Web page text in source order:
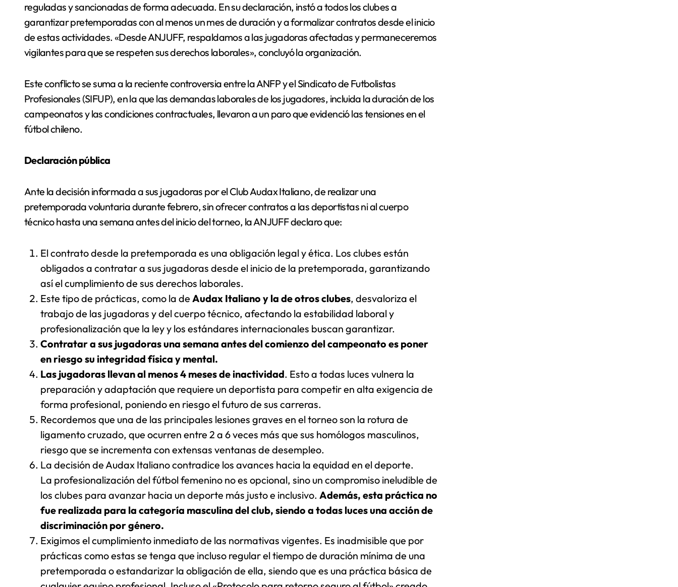
reguladas y sancionadas de forma adecuada. En su declaración, instó a todos los clubes a
garantizar pretemporadas con al menos un mes de duración y a formalizar contratos desde el inicio
de estas actividades. «Desde ANJUFF, respaldamos a las jugadoras afectadas y permaneceremos
vigilantes para que se respeten sus derechos laborales», concluyó la organización.
Este conflicto se suma a la reciente controversia entre la ANFP y el Sindicato de Futbolistas
Profesionales (SIFUP), en la que las demandas laborales de los jugadores, incluida la duración de los
campeonatos y las condiciones contractuales, llevaron a un paro que evidenció las tensiones en el
fútbol chileno.
Declaración pública
Ante la decisión informada a sus jugadoras por el Club Audax Italiano, de realizar una
pretemporada voluntaria durante febrero, sin ofrecer contratos a las deportistas ni al cuerpo
técnico hasta una semana antes del inicio del torneo, la ANJUFF declaro que:
El contrato desde la pretemporada es una obligación legal y ética. Los clubes están
obligados a contratar a sus jugadoras desde el inicio de la pretemporada, garantizando
así el cumplimiento de sus derechos laborales.
Este tipo de prácticas, como la de Audax Italiano y la de otros clubes, desvaloriza el
trabajo de las jugadoras y del cuerpo técnico, afectando la estabilidad laboral y
profesionalización que la ley y los estándares internacionales buscan garantizar.
Contratar a sus jugadoras una semana antes del comienzo del campeonato es poner
en riesgo su integridad física y mental.
Las jugadoras llevan al menos 4 meses de inactividad. Esto a todas luces vulnera la
preparación y adaptación que requiere un deportista para competir en alta exigencia de
forma profesional, poniendo en riesgo el futuro de sus carreras.
Recordemos que una de las principales lesiones graves en el torneo son la rotura de
ligamento cruzado, que ocurren entre 2 a 6 veces más que sus homólogos masculinos,
riesgo que se incrementa con extensas ventanas de desempleo.
La decisión de Audax Italiano contradice los avances hacia la equidad en el deporte.
La profesionalización del fútbol femenino no es opcional, sino un compromiso ineludible de
los clubes para avanzar hacia un deporte más justo e inclusivo. Además, esta práctica no
fue realizada para la categoría masculina del club, siendo a todas luces una acción de
discriminación por género.
Exigimos el cumplimiento inmediato de las normativas vigentes. Es inadmisible que por
prácticas como estas se tenga que incluso regular el tiempo de duración mínima de una
pretemporada o estandarizar la obligación de ella, siendo que es una práctica básica de